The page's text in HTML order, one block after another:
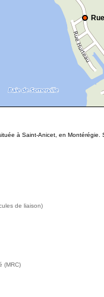
à Saint-Anicet, en
de liaison)
(MRC)